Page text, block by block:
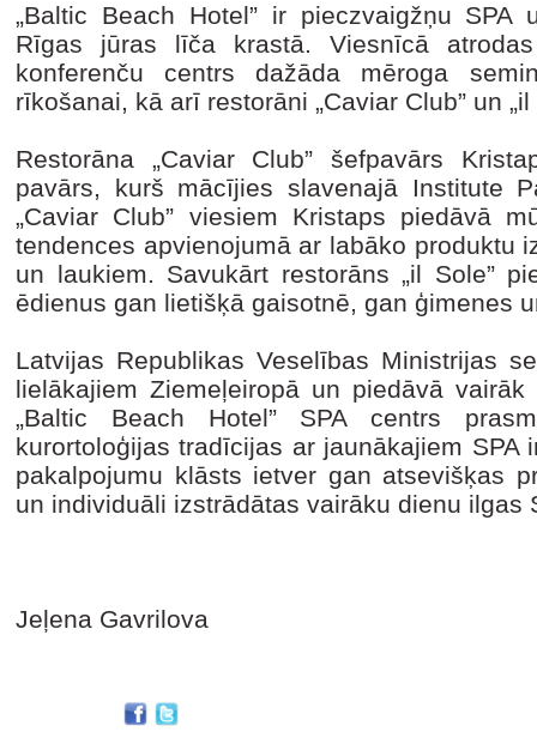
„Baltic Beach Hotel” ir pieczvaigžņu SPA
Rīgas jūras līča krastā. Viesnīcā
konferenču centrs dažāda mēroga
rīkošanai, kā arī restorāni „Caviar Club” un
Restorāna „Caviar Club” šefpavārs
pavārs, kurš mācījies slavenajā Institute
„Caviar Club” viesiem Kristaps piedāvā
tendences apvienojumā ar labāko produktu
un laukiem. Savukārt restorāns „il Sole”
ēdienus gan lietišķā gaisotnē, gan ģimenes
Latvijas Republikas Veselības Ministrijas
lielākajiem Ziemeļeiropā un piedāvā
„Baltic Beach Hotel” SPA centrs
kurortoloģijas tradīcijas ar jaunākajiem SPA
pakalpojumu klāsts ietver gan atsevišķas
un individuāli izstrādātas vairāku dienu ilgas
Jeļena Gavrilova